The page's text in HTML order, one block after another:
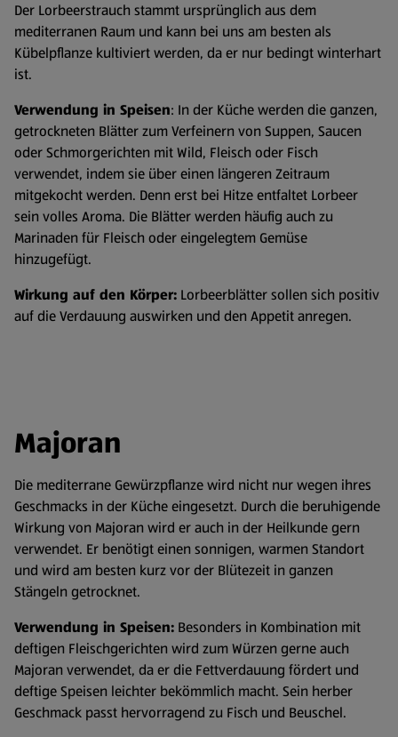
Der Lorbeerstrauch stammt ursprünglich aus dem
mediterranen Raum und kann bei uns am besten als
Kübelpflanze kultiviert werden, da er nur bedingt winterhart
ist.
Verwendung in Speisen: In der Küche werden die ganzen,
getrockneten Blätter zum Verfeinern von Suppen, Saucen
oder Schmorgerichten mit Wild, Fleisch oder Fisch
verwendet, indem sie über einen längeren Zeitraum
mitgekocht werden. Denn erst bei Hitze entfaltet Lorbeer
sein volles Aroma. Die Blätter werden häufig auch zu
Marinaden für Fleisch oder eingelegtem Gemüse
hinzugefügt.
Wirkung auf den Körper: Lorbeerblätter sollen sich positiv
auf die Verdauung auswirken und den Appetit anregen.
Majoran
Die mediterrane Gewürzpflanze wird nicht nur wegen ihres
Geschmacks in der Küche eingesetzt. Durch die beruhigende
Wirkung von Majoran wird er auch in der Heilkunde gern
verwendet. Er benötigt einen sonnigen, warmen Standort
und wird am besten kurz vor der Blütezeit in ganzen
Stängeln getrocknet.
Verwendung in Speisen: Besonders in Kombination mit
deftigen Fleischgerichten wird zum Würzen gerne auch
Majoran verwendet, da er die Fettverdauung fördert und
deftige Speisen leichter bekömmlich macht. Sein herber
Geschmack passt hervorragend zu Fisch und Beuschel.